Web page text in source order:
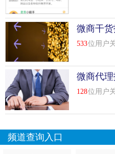
钱茜通过微信转账借给朋友
翟翟人间消失，钱当然是没
有到庭，钱茜在法庭上出示
人竟然是个叫“帅出地球”的
系起来。单凭一份转账截屏
据不足驳回了钱茜的诉讼请
律师支招：钱，可以在微信上
着面子，面子到时还不了钱。
top7 微信转账转错了怎
微商干
533位用户
微商代
128位用户
频道查询入口